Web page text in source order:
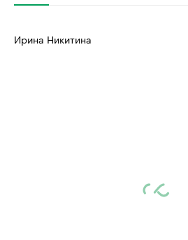
Ирина Никитина